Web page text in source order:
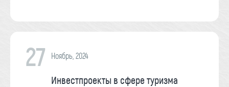
27 Ноябрь, 2024
Инвестпроекты в сфере туризма